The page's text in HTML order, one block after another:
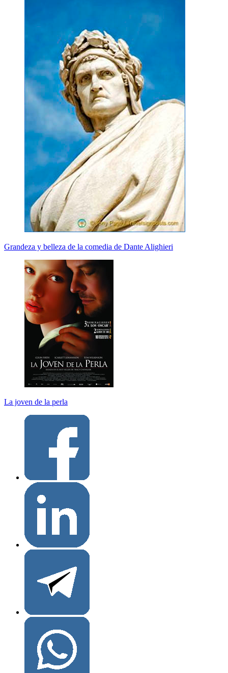
Grandeza y belleza de la comedia de Dante Alighieri
La joven de la perla